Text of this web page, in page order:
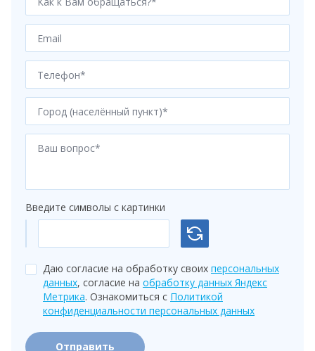
Введите символы с картинки
Даю согласие на обработку своих персональных
данных, согласие на обработку данных Яндекс
Метрика. Ознакомиться с Политикой
конфиденциальности персональных данных